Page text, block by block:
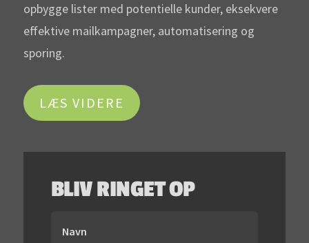
opbygge lister med potentielle kunder, eksekvere
effektive mailkampagner, automatisering og
sporing.
LÆS VIDERE
BLIV RINGET OP